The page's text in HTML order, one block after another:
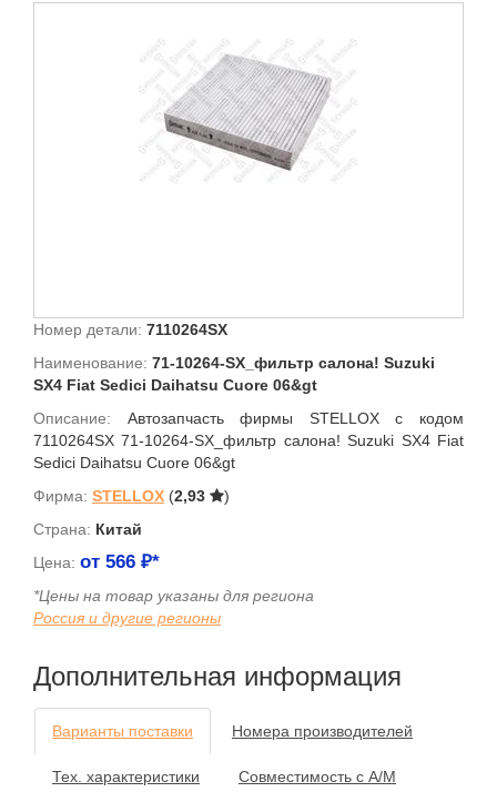
Номер детали: 7110264SX
Наименование: 71-10264-SX_фильтр салона! Suzuki
SX4 Fiat Sedici Daihatsu Cuore 06&gt
Описание: Автозапчасть фирмы STELLOX с кодом
7110264SX 71-10264-SX_фильтр салона! Suzuki SX4 Fiat
Sedici Daihatsu Cuore 06&gt
Фирма: STELLOX (2,93
)
Страна: Китай
Цена: от 566 ₽*
*Цены на товар указаны для региона
Россия и другие регионы
Дополнительная информация
Варианты поставки Номера производителей
Тех. характеристики Совместимость с А/М